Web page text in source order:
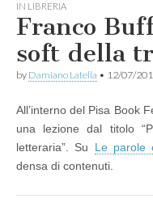
IN LIBRERIA
Franco
soft della
by Damiano Latella • 12/07/
All’interno del Pisa Book
una lezione dal titolo
letteraria”. Su Le parole
densa di contenuti.